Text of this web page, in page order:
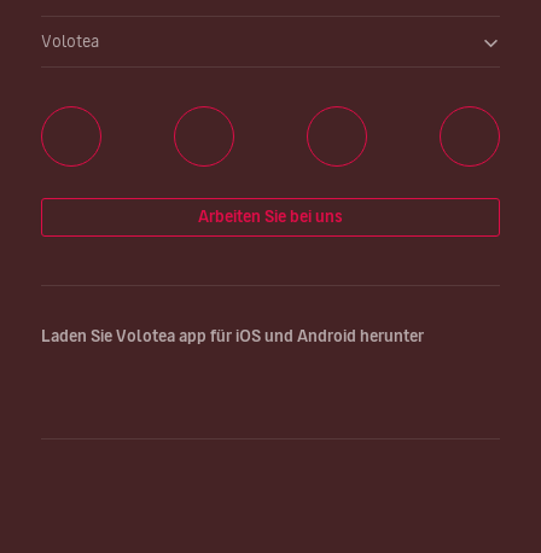
Volotea
Arbeiten Sie bei uns
Laden Sie Volotea app für iOS und Android herunter